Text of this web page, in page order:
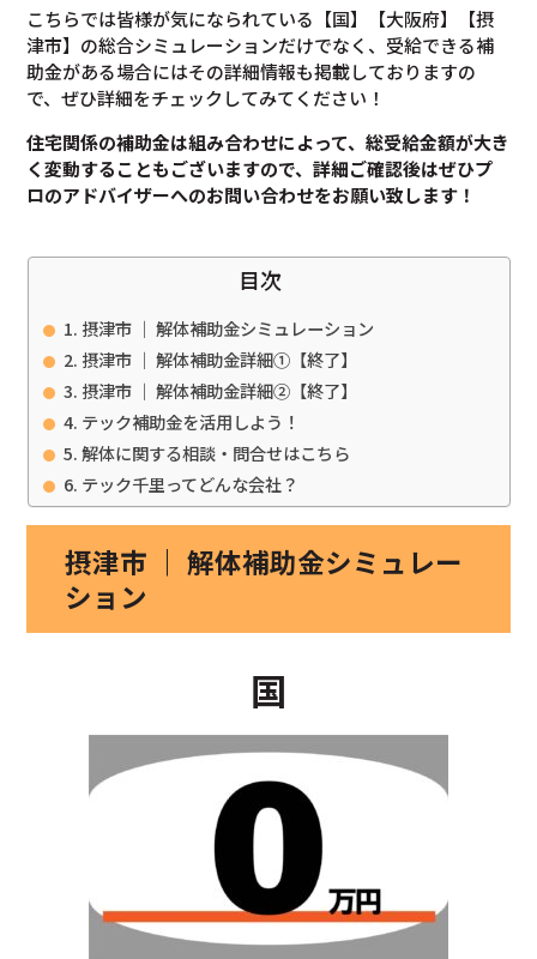
こちらでは皆様が気になられている【国】【大阪府】【摂
津市】の総合シミュレーションだけでなく、受給できる補
助金がある場合にはその詳細情報も掲載しておりますの
で、ぜひ詳細をチェックしてみてください！
住宅関係の補助金は組み合わせによって、総受給金額が大き
く変動することもございますので、詳細ご確認後はぜひプ
ロのアドバイザーへのお問い合わせをお願い致します！
目次
摂津市 ｜ 解体補助金シミュレーション
摂津市 ｜ 解体補助金詳細①【終了】
摂津市 ｜ 解体補助金詳細②【終了】
テック補助金を活用しよう！
解体に関する相談・問合せはこちら
テック千里ってどんな会社？
摂津市 ｜ 解体補助金シミュレー
ション
国